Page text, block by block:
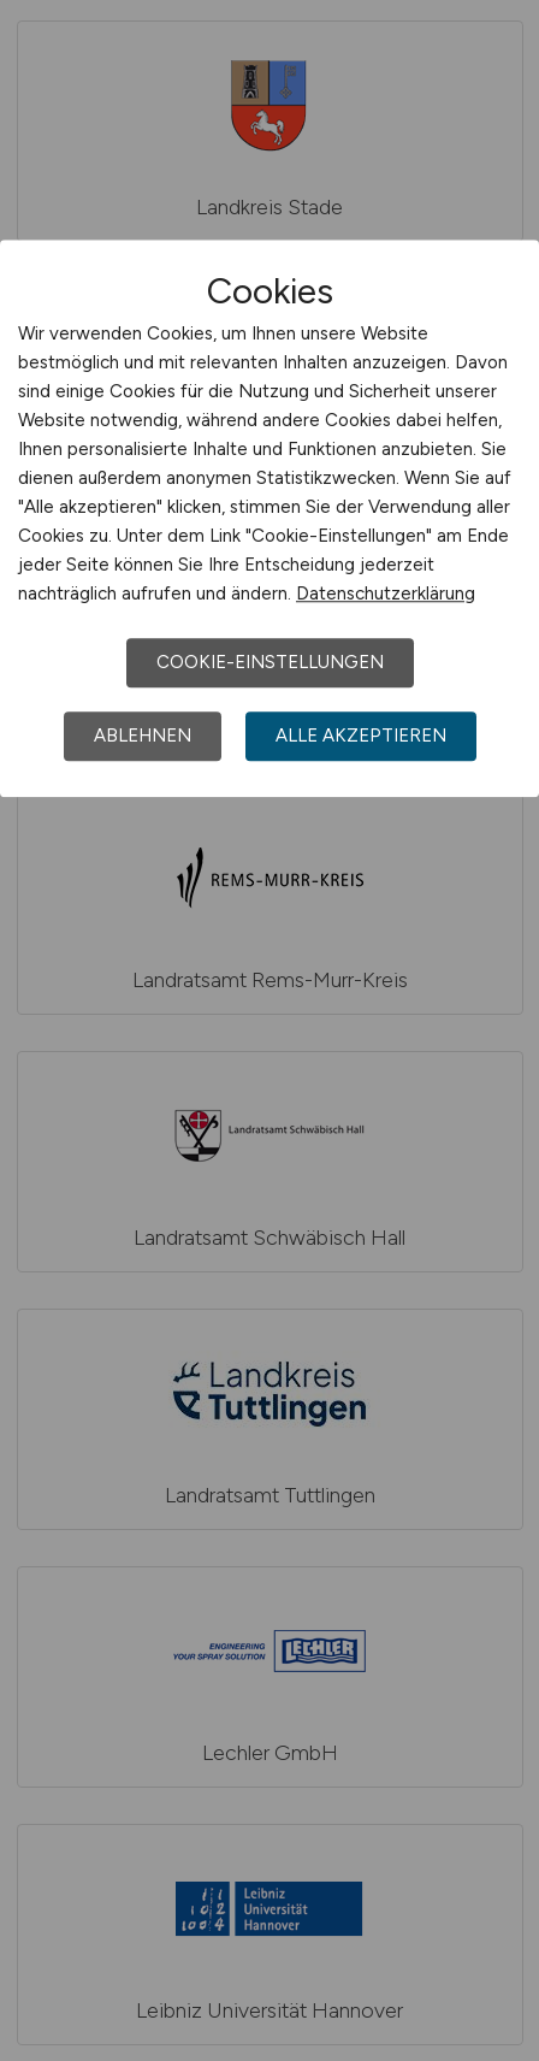
Landkreis Stade
Landratsamt München
Landratsamt Rems-Murr-Kreis
Landratsamt Schwäbisch Hall
Landratsamt Tuttlingen
Lechler GmbH
Leibniz Universität Hannover
Cookies
Wir verwenden Cookies, um Ihnen unsere Website
bestmöglich und mit relevanten Inhalten anzuzeigen. Davon
sind einige Cookies für die Nutzung und Sicherheit unserer
Website notwendig, während andere Cookies dabei helfen,
Ihnen personalisierte Inhalte und Funktionen anzubieten. Sie
dienen außerdem anonymen Statistikzwecken. Wenn Sie auf
"Alle akzeptieren" klicken, stimmen Sie der Verwendung aller
Cookies zu. Unter dem Link "Cookie-Einstellungen" am Ende
jeder Seite können Sie Ihre Entscheidung jederzeit
nachträglich aufrufen und ändern. Datenschutzerklärung
COOKIE-EINSTELLUNGEN
ABLEHNEN ALLE AKZEPTIEREN